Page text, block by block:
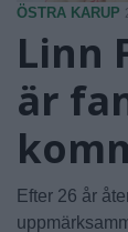
ÖSTRA KARUP
Linn
är
Efter 26 år